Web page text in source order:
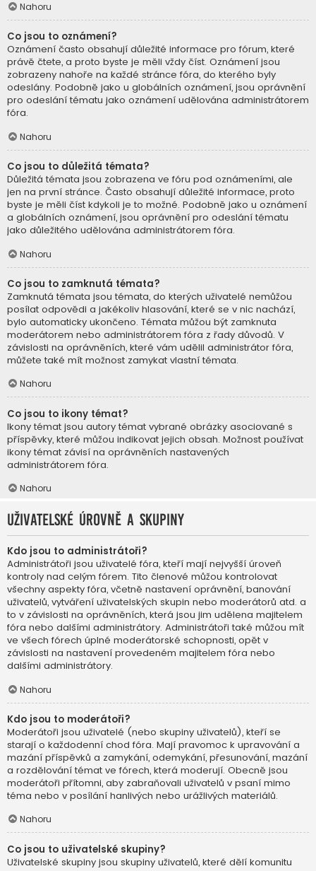
Nahoru
Co jsou to oznámení?
Oznámení často obsahují důležité informace pro fórum, které
právě čtete, a proto byste je měli vždy číst. Oznámení jsou
zobrazeny nahoře na každé stránce fóra, do kterého byly
odeslány. Podobně jako u globálních oznámení, jsou oprávnění
pro odeslání tématu jako oznámení udělována administrátorem
fóra.
Nahoru
Co jsou to důležitá témata?
Důležitá témata jsou zobrazena ve fóru pod oznámeními, ale
jen na první stránce. Často obsahují důležité informace, proto
byste je měli číst kdykoli je to možné. Podobně jako u oznámení
a globálních oznámení, jsou oprávnění pro odeslání tématu
jako důležitého udělována administrátorem fóra.
Nahoru
Co jsou to zamknutá témata?
Zamknutá témata jsou témata, do kterých uživatelé nemůžou
posílat odpovědi a jakékoliv hlasování, které se v nic nachází,
bylo automaticky ukončeno. Témata můžou být zamknuta
moderátorem nebo administrátorem fóra z řady důvodů. V
závislosti na oprávněních, které vám udělil administrátor fóra,
můžete také mít možnost zamykat vlastní témata.
Nahoru
Co jsou to ikony témat?
Ikony témat jsou autory témat vybrané obrázky asociované s
příspěvky, které můžou indikovat jejich obsah. Možnost používat
ikony témat závisí na oprávněních nastavených
administrátorem fóra.
Nahoru
Uživatelské úrovně a skupiny
Kdo jsou to administrátoři?
Administrátoři jsou uživatelé fóra, kteří mají nejvyšší úroveň
kontroly nad celým fórem. Tito členové můžou kontrolovat
všechny aspekty fóra, včetně nastavení oprávnění, banování
uživatelů, vytváření uživatelských skupin nebo moderátorů atd. a
to v závislosti na oprávněních, která jsou jim udělena majitelem
fóra nebo dalšími administrátory. Administrátoři také můžou mít
ve všech fórech úplné moderátorské schopnosti, opět v
závislosti na nastavení provedeném majitelem fóra nebo
dalšími administrátory.
Nahoru
Kdo jsou to moderátoři?
Moderátoři jsou uživatelé (nebo skupiny uživatelů), kteří se
starají o každodenní chod fóra. Mají pravomoc k upravování a
mazání příspěvků a zamykání, odemykání, přesunování, mazání
a rozdělování témat ve fórech, která moderují. Obecně jsou
moderátoři přítomni, aby zabraňovali uživatelů v psaní mimo
téma nebo v posílání hanlivých nebo urážlivých materiálů.
Nahoru
Co jsou to uživatelské skupiny?
Uživatelské skupiny jsou skupiny uživatelů, které dělí komunitu